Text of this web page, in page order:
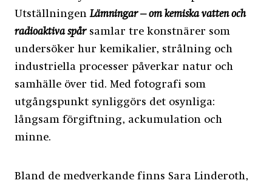
UtställningenLämningar – om kemiska vatten och
radioaktiva spårsamlar tre konstnärer som
undersöker hur kemikalier, strålning och
industriella processer påverkar natur och
samhälle över tid. Med fotografi som
utgångspunkt synliggörs det osynliga:
långsam förgiftning, ackumulation och
minne.
Bland de medverkande finns Sara Linderoth,